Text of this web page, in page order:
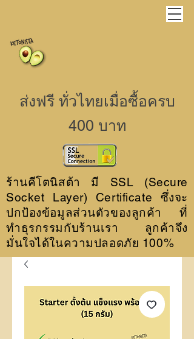
ส่งฟรี ทั่วไทยเมื่อซื้อครบ
400 บาท
ร้านคีโตนิสต้า มี SSL (Secure
Socket Layer) Certificate ซึ่งจะ
ปกป้องข้อมูลส่วนตัวของลูกค้า ที่
ทำธุรกรรมกับร้านเรา ลูกค้าจึง
มั่นใจได้ในความปลอดภัย 100%